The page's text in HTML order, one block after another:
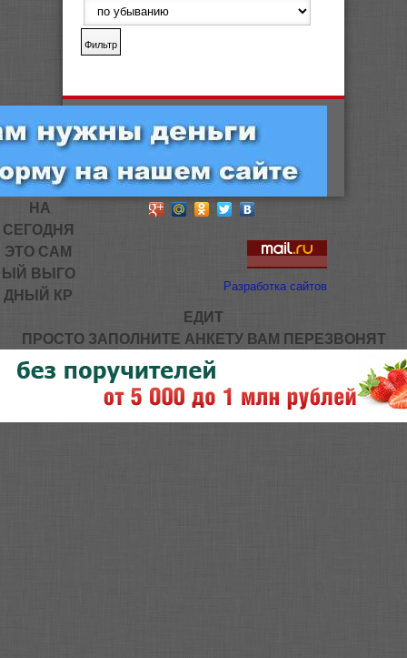
Разработка сайтов
НА
СЕГОДНЯ
ЭТО САМ
ЫЙ ВЫГО
ДНЫЙ КР
ЕДИТ
ПРОСТО ЗАПОЛНИТЕ АНКЕТУ ВАМ ПЕРЕЗВОНЯТ